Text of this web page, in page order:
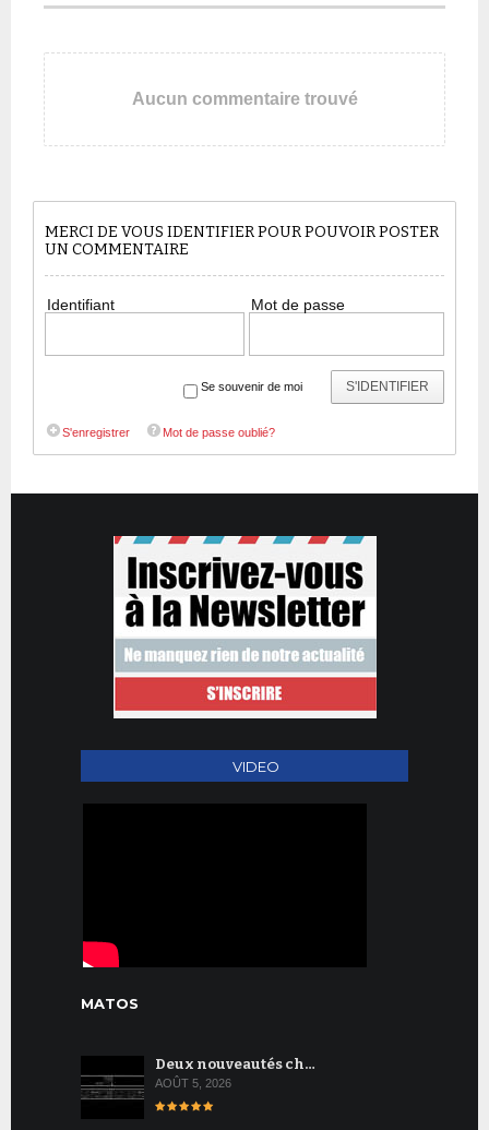
Aucun commentaire trouvé
MERCI DE VOUS IDENTIFIER POUR POUVOIR POSTER
UN COMMENTAIRE
Identifiant Mot de passe
S'IDENTIFIER
Se souvenir de moi
S'enregistrer Mot de passe oublié?
VIDEO
MATOS
Deux nouveautés ch…
AOÛT 5, 2026